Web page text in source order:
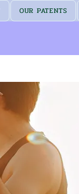
OUR PATENTS